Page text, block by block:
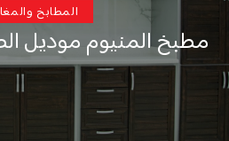
المطابخ
مطبخ المنيوم موديل